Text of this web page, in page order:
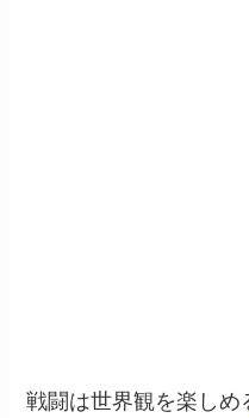
戦闘は世界観を楽しめ